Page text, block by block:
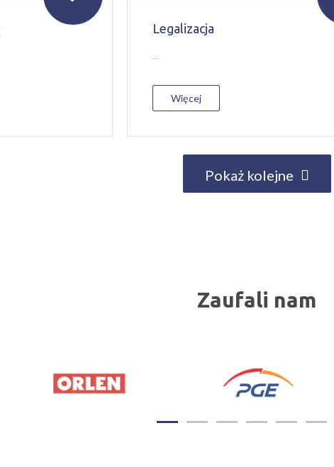
Legalizacja
...
Więcej
Pokaż kolejne
Zaufali nam